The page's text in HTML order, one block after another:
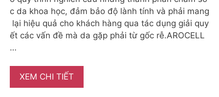
c da khoa học, đảm bảo độ lành tính và phải mang
lại hiệu quả cho khách hàng qua tác dụng giải quy
ết các vấn đề mà da gặp phải từ gốc rễ.AROCELL
…
XEM CHI TIẾT